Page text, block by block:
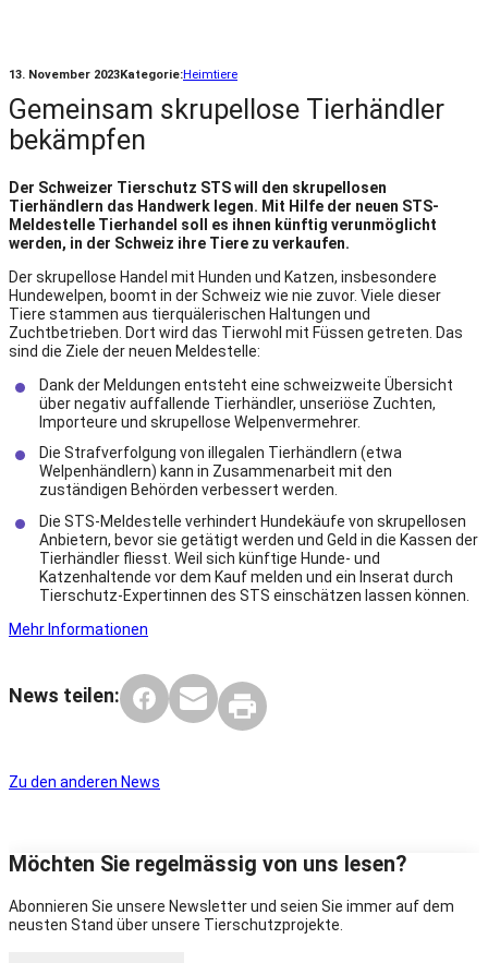
13. November 2023Kategorie:Heimtiere
Gemeinsam skrupellose Tierhändler
bekämpfen
Der Schweizer Tierschutz STS will den skrupellosen
Tierhändlern das Handwerk legen. Mit Hilfe der neuen STS-
Meldestelle Tierhandel soll es ihnen künftig verunmöglicht
werden, in der Schweiz ihre Tiere zu verkaufen.
Der skrupellose Handel mit Hunden und Katzen, insbesondere
Hundewelpen, boomt in der Schweiz wie nie zuvor. Viele dieser
Tiere stammen aus tierquälerischen Haltungen und
Zuchtbetrieben. Dort wird das Tierwohl mit Füssen getreten. Das
sind die Ziele der neuen Meldestelle:
Dank der Meldungen entsteht eine schweizweite Übersicht
über negativ auffallende Tierhändler, unseriöse Zuchten,
Importeure und skrupellose Welpenvermehrer.
Die Strafverfolgung von illegalen Tierhändlern (etwa
Welpenhändlern) kann in Zusammenarbeit mit den
zuständigen Behörden verbessert werden.
Die STS-Meldestelle verhindert Hundekäufe von skrupellosen
Anbietern, bevor sie getätigt werden und Geld in die Kassen der
Tierhändler fliesst. Weil sich künftige Hunde- und
Katzenhaltende vor dem Kauf melden und ein Inserat durch
Tierschutz-Expertinnen des STS einschätzen lassen können.
Mehr Informationen
News teilen:
Zu den anderen News
Möchten Sie regelmässig von uns lesen?
Abonnieren Sie unsere Newsletter und seien Sie immer auf dem
neusten Stand über unsere Tierschutzprojekte.